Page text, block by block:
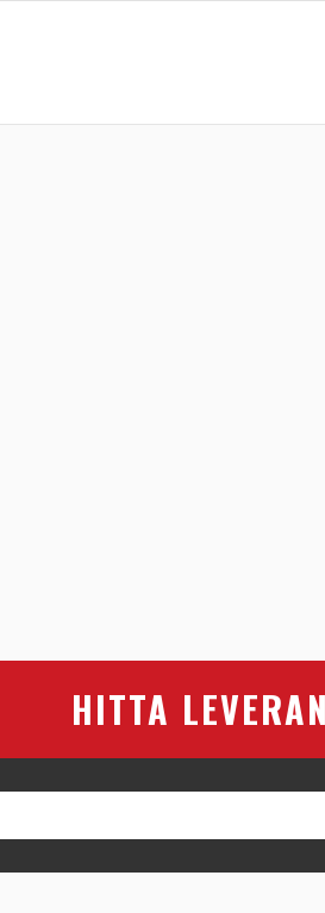
HITTA